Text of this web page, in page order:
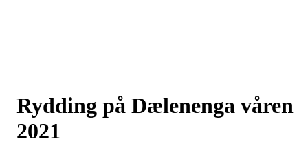
Rydding på Dælenenga våren
2021